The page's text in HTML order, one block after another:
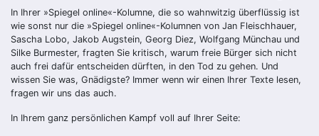
In Ihrer »Spiegel online«-Kolumne, die so wahnwitzig überflüssig ist
wie sonst nur die »Spiegel online«-Kolumnen von Jan Fleischhauer,
Sascha Lobo, Jakob Augstein, Georg Diez, Wolfgang Münchau und
Silke Burmester, fragten Sie kritisch, warum freie Bürger sich nicht
auch frei dafür entscheiden dürften, in den Tod zu gehen. Und
wissen Sie was, Gnädigste? Immer wenn wir einen Ihrer Texte lesen,
fragen wir uns das auch.
In Ihrem ganz persönlichen Kampf voll auf Ihrer Seite: